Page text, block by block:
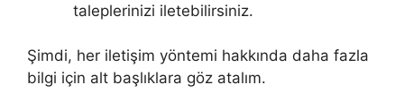
taleplerinizi iletebilirsiniz.
Şimdi, her iletişim yöntemi hakkında daha fazla
bilgi için alt başlıklara göz atalım.